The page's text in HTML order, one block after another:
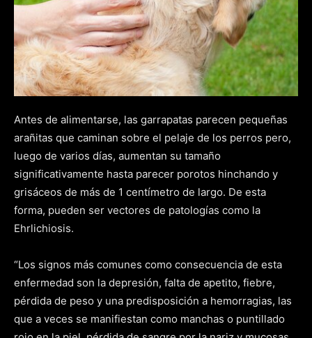
Antes de alimentarse, las garrapatas parecen pequeñas
arañitas que caminan sobre el pelaje de los perros pero,
luego de varios días, aumentan su tamaño
significativamente hasta parecer porotos hinchando y
grisáceos de más de 1 centímetro de largo. De esta
forma, pueden ser vectores de patologías como la
Ehrlichiosis.
“Los signos más comunes como consecuencia de esta
enfermedad son la depresión, falta de apetito, fiebre,
pérdida de peso y una predisposición a hemorragias, las
que a veces se manifiestan como manchas o puntillado